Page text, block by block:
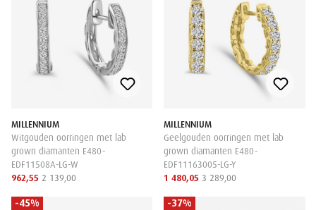
MILLENNIUM
Witgouden oorringen met lab
grown diamanten E480-
EDF11508A-LG-W
962,55 2 139,00
MILLENNIUM
Geelgouden oorringen met lab
grown diamanten E480-
EDF11163005-LG-Y
1 480,05 3 289,00
-45% -37%